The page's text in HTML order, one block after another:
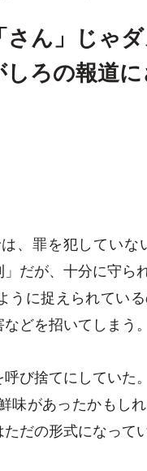
さん」じゃ
ろの報道
、罪を犯してい
が、十分に守ら
うに捉えられてい
どを招いてしまう。
び捨てにしていた
味があったかもし
だの形式になって